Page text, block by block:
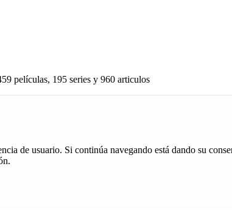
películas, 195 series y 960 articulos
de usuario. Si continúa navegando está dando su